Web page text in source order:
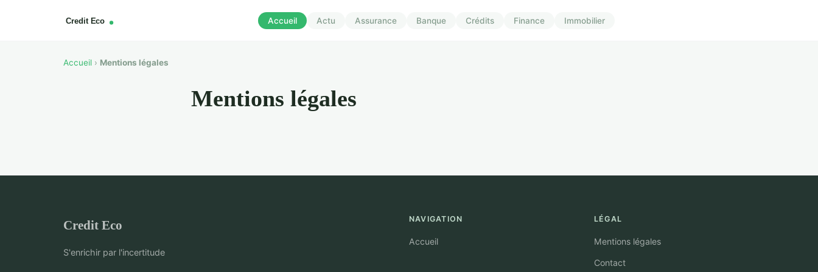
Accueil Actu Assurance Banque Crédits Finance Immobilier
Accueil › Mentions légales
Mentions légales
Credit Eco
S'enrichir par l'incertitude
NAVIGATION
Accueil
LÉGAL
Mentions légales
Contact